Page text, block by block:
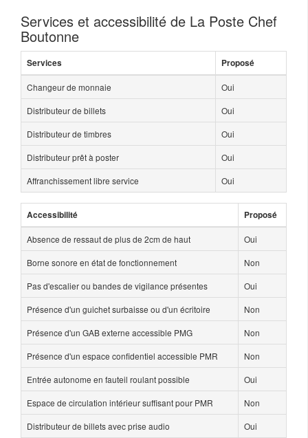
Services et accessibilité de La Poste Chef
Boutonne
Services Proposé
Changeur de monnaie
Oui
Distributeur de billets
Oui
Distributeur de timbres
Oui
Distributeur prêt à poster
Oui
Affranchissement libre service
Oui
Accessibilité Proposé
Absence de ressaut de plus de 2cm de haut
Oui
Borne sonore en état de fonctionnement
Non
Pas d'escalier ou bandes de vigilance présentes
Oui
Présence d'un guichet surbaisse ou d'un écritoire
Non
Présence d'un GAB externe accessible PMG
Non
Présence d'un espace confidentiel accessible PMR
Non
Entrée autonome en fauteil roulant possible
Oui
Espace de circulation intérieur suffisant pour PMR
Non
Distributeur de billets avec prise audio
Oui